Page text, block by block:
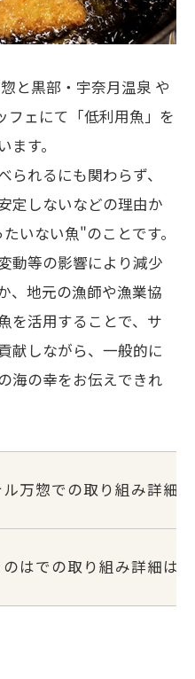
と黒部・宇奈月温泉 や
フェにて「低利用魚」を
す。
れるにも関わらず、
定しないなどの理由か
いない魚"のことです。
動等の影響により減少
、地元の漁師や漁業協
を活用することで、サ
献しながら、一般的に
海の幸をお伝えできれ
万惣での取り組み詳細
はでの取り組み詳細は